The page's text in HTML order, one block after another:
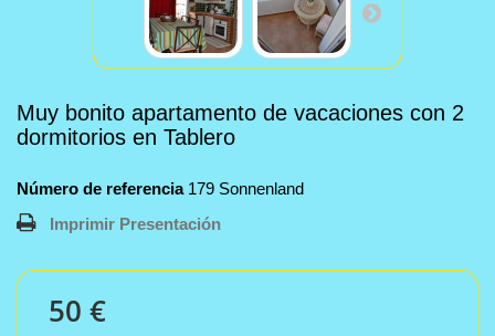
Muy bonito apartamento de vacaciones con 2
dormitorios en Tablero
Número de referencia 179 Sonnenland
Imprimir Presentación
50 €